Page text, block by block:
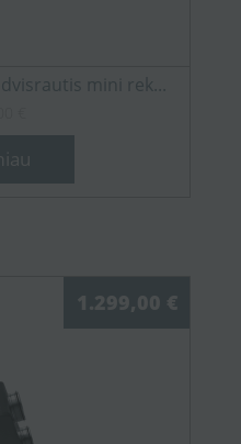
mini rek...
1.299,00 €